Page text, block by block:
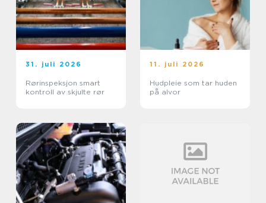
31. juli 2026
Rørinspeksjon smart
kontroll av skjulte rør
11. juli 2026
Hudpleie som tar huden
på alvor